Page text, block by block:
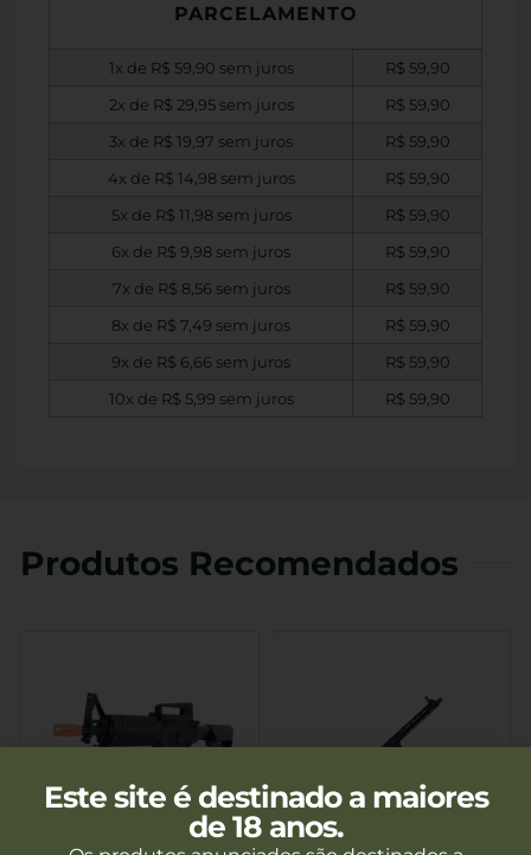
PARCELAMENTO
1x de R$ 59,90 sem juros R$ 59,90
2x de R$ 29,95sem juros R$ 59,90
3x de R$ 19,97 sem juros R$ 59,90
4x de R$ 14,98sem juros R$ 59,90
5x de R$ 11,98sem juros R$ 59,90
6x de R$ 9,98 sem juros R$ 59,90
7x de R$ 8,56 sem juros R$ 59,90
8x de R$ 7,49 sem juros R$ 59,90
9x de R$ 6,66 sem juros R$ 59,90
10x de R$ 5,99 sem juros R$ 59,90
Produtos Recomendados
Este site é destinado a maiores
de 18 anos.